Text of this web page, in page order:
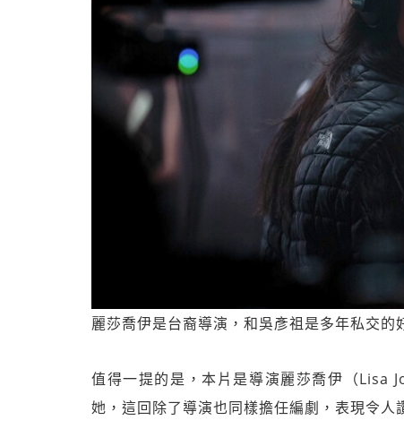
麗莎喬伊是台裔導演，和吳彥祖是多年私交
值得一提的是，本片是導演麗莎喬伊（Lisa
她，這回除了導演也同樣擔任編劇，表現令人